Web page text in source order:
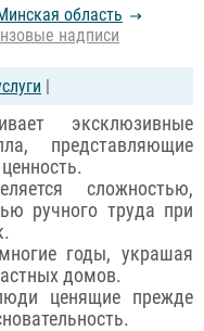
область
надписи
|
эксклюзивные
представляющие
сложностью,
ручного труда при
годы, украшая
домов.
ценящие прежде